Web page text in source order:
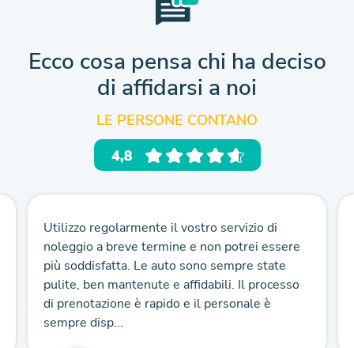
Ecco cosa pensa chi ha deciso
di affidarsi a noi
LE PERSONE CONTANO
Utilizzo regolarmente il vostro servizio di
noleggio a breve termine e non potrei essere
più soddisfatta. Le auto sono sempre state
pulite, ben mantenute e affidabili. Il processo
di prenotazione è rapido e il personale è
sempre disp...